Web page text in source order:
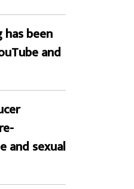
has been
and
and sexual